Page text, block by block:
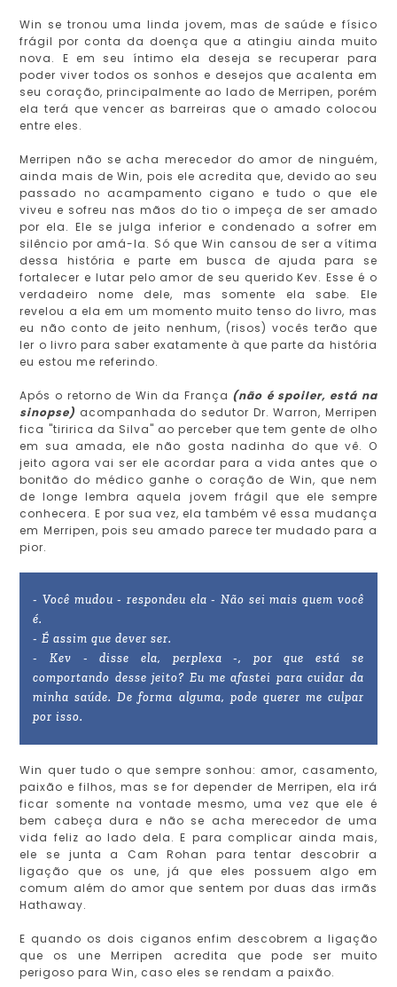
Win se tronou uma linda jovem, mas de saúde e físico
frágil por conta da doença que a atingiu ainda muito
nova. E em seu íntimo ela deseja se recuperar para
poder viver todos os sonhos e desejos que acalenta em
seu coração, principalmente ao lado de Merripen, porém
ela terá que vencer as barreiras que o amado colocou
entre eles.
Merripen não se acha merecedor do amor de ninguém,
ainda mais de Win, pois ele acredita que, devido ao seu
passado no acampamento cigano e tudo o que ele
viveu e sofreu nas mãos do tio o impeça de ser amado
por ela. Ele se julga inferior e condenado a sofrer em
silêncio por amá-la. Só que Win cansou de ser a vítima
dessa história e parte em busca de ajuda para se
fortalecer e lutar pelo amor de seu querido Kev. Esse é o
verdadeiro nome dele, mas somente ela sabe. Ele
revelou a ela em um momento muito tenso do livro, mas
eu não conto de jeito nenhum, (risos) vocês terão que
ler o livro para saber exatamente à que parte da história
eu estou me referindo.
Após o retorno de Win da França (não é spoiler, está na
sinopse) acompanhada do sedutor Dr. Warron, Merripen
fica "tiririca da Silva" ao perceber que tem gente de olho
em sua amada, ele não gosta nadinha do que vê. O
jeito agora vai ser ele acordar para a vida antes que o
bonitão do médico ganhe o coração de Win, que nem
de longe lembra aquela jovem frágil que ele sempre
conhecera. E por sua vez, ela também vê essa mudança
em Merripen, pois seu amado parece ter mudado para a
pior.
- Você mudou - respondeu ela - Não sei mais quem você
é.
- É assim que dever ser.
- Kev - disse ela, perplexa -, por que está se
comportando desse jeito? Eu me afastei para cuidar da
minha saúde. De forma alguma, pode querer me culpar
por isso.
Win quer tudo o que sempre sonhou: amor, casamento,
paixão e filhos, mas se for depender de Merripen, ela irá
ficar somente na vontade mesmo, uma vez que ele é
bem cabeça dura e não se acha merecedor de uma
vida feliz ao lado dela. E para complicar ainda mais,
ele se junta a Cam Rohan para tentar descobrir a
ligação que os une, já que eles possuem algo em
comum além do amor que sentem por duas das irmãs
Hathaway.
E quando os dois ciganos enfim descobrem a ligação
que os une Merripen acredita que pode ser muito
perigoso para Win, caso eles se rendam a paixão.